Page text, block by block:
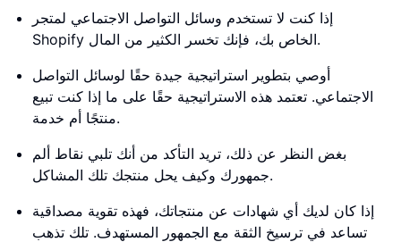
إذا كنت لا تستخدم وسائل التواصل الاجتماعي لمتجر
Shopify الخاص بك، فإنك تخسر الكثير من المال.
أوصي بتطوير استراتيجية جيدة حقًا لوسائل التواصل
الاجتماعي. تعتمد هذه الاستراتيجية حقًا على ما إذا كنت تبيع
منتجًا أم خدمة.
بغض النظر عن ذلك، تريد التأكد من أنك تلبي نقاط ألم
جمهورك وكيف يحل منتجك تلك المشاكل.
إذا كان لديك أي شهادات عن منتجاتك، فهذه تقوية مصداقية
تساعد في ترسيخ الثقة مع الجمهور المستهدف. تلك تذهب